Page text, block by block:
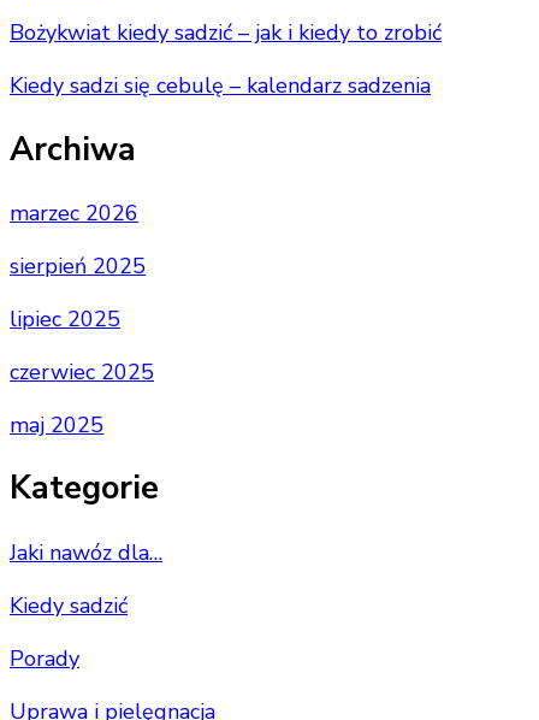
Bożykwiat kiedy sadzić – jak i kiedy to zrobić
Kiedy sadzi się cebulę – kalendarz sadzenia
Archiwa
marzec 2026
sierpień 2025
lipiec 2025
czerwiec 2025
maj 2025
Kategorie
Jaki nawóz dla…
Kiedy sadzić
Porady
Uprawa i pielęgnacja